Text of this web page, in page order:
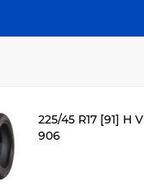
225/45 R17 [91] H V
906